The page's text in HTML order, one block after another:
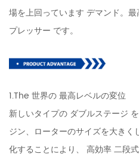
場を上回っています デマンド。
プレッサー です。
1.The 世界の 最高レベルの変位
新しいタイプの ダブルステージ
ジン、ローターのサイズを大き
化することにより、 高効率 二段